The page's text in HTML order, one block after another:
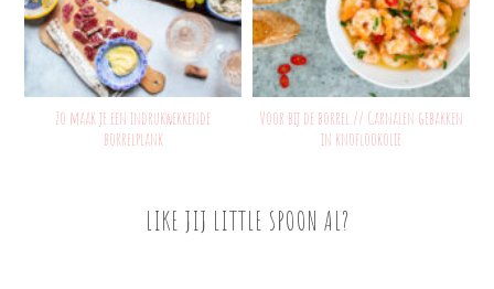
Zo maak je een indrukwekkende
borrelplank
Voor bij de borrel // Garnalen gebakken
in knoflookolie
LIKE JIJ LITTLE SPOON AL?